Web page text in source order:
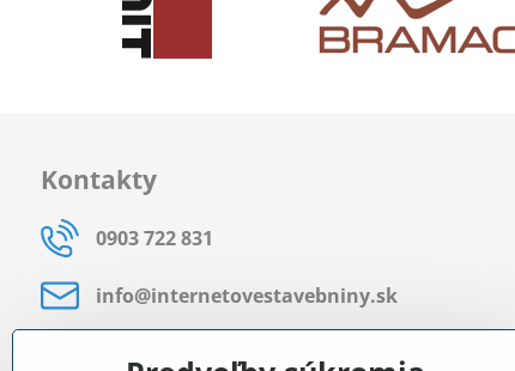
Kontakty
0903 722 831
info​@internetovestavebniny​.sk